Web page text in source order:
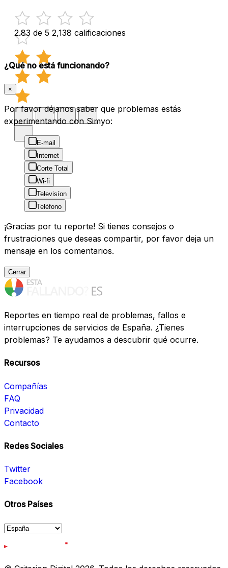
2.83 de 5 2,138 calificaciones
¿Qué no está funcionando?
×
Por favor déjanos saber que problemas estás
experimentando con Simyo:
E-mail
Internet
Corte Total
Wi-fi
Televisíon
Teléfono
¡Gracias por tu reporte! Si tienes consejos o
frustraciones que deseas compartir, por favor deja un
mensaje en los comentarios.
Cerrar
Reportes en tiempo real de problemas, fallos e
interrupciones de servicios de España. ¿Tienes
problemas? Te ayudamos a descubrir qué ocurre.
Recursos
Compañías
FAQ
Privacidad
Contacto
Redes Sociales
Twitter
Facebook
Otros Países